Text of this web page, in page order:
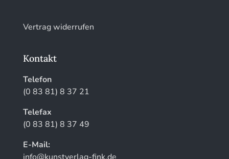
Vertrag widerrufen
Kontakt
Telefon
(0 83 81) 8 37 21
Telefax
(0 83 81) 8 37 49
E-Mail: